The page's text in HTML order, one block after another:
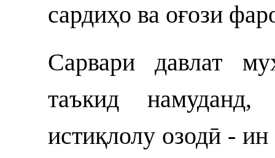
сардиҳо ва оғози
Сарвари давлат
таъкид
истиқлолу озодӣ -